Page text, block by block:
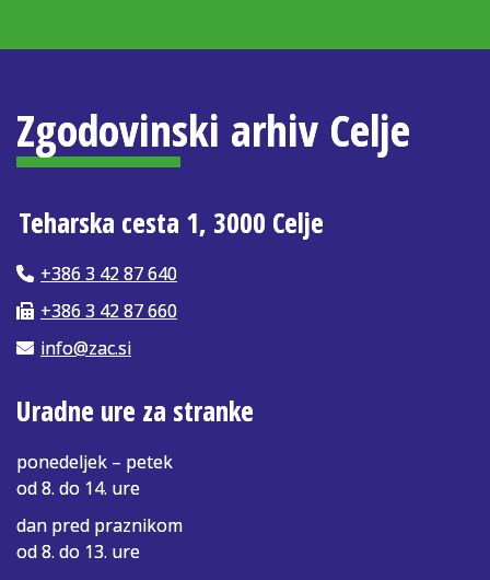
Zgodovinski arhiv Celje
Teharska cesta 1, 3000 Celje
+386 3 42 87 640
+386 3 42 87 660
info@zac.si
Uradne ure za stranke
ponedeljek – petek
od 8. do 14. ure
dan pred praznikom
od 8. do 13. ure